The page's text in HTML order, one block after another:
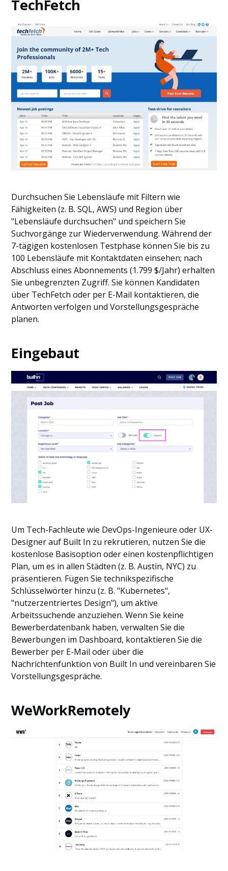
TechFetch
Durchsuchen Sie Lebensläufe mit Filtern wie
Fähigkeiten (z. B. SQL, AWS) und Region über
"Lebensläufe durchsuchen" und speichern Sie
Suchvorgänge zur Wiederverwendung. Während der
7-tägigen kostenlosen Testphase können Sie bis zu
100 Lebensläufe mit Kontaktdaten einsehen; nach
Abschluss eines Abonnements (1.799 $/Jahr) erhalten
Sie unbegrenzten Zugriff. Sie können Kandidaten
über TechFetch oder per E-Mail kontaktieren, die
Antworten verfolgen und Vorstellungsgespräche
planen.
Eingebaut
Um Tech-Fachleute wie DevOps-Ingenieure oder UX-
Designer auf Built In zu rekrutieren, nutzen Sie die
kostenlose Basisoption oder einen kostenpflichtigen
Plan, um es in allen Städten (z. B. Austin, NYC) zu
präsentieren. Fügen Sie technikspezifische
Schlüsselwörter hinzu (z. B. "Kubernetes",
"nutzerzentriertes Design"), um aktive
Arbeitssuchende anzuziehen. Wenn Sie keine
Bewerberdatenbank haben, verwalten Sie die
Bewerbungen im Dashboard, kontaktieren Sie die
Bewerber per E-Mail oder über die
Nachrichtenfunktion von Built In und vereinbaren Sie
Vorstellungsgespräche.
WeWorkRemotely